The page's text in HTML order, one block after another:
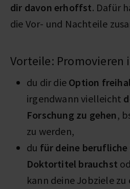
dir davon erhoffst. Dafür
die Vor- und Nachteile
Vorteile: Promovieren
du dir die Option
irgendwann vielleicht
Forschung zu gehen ,
zu werden,
du für deine
Doktortitel brauchst
kann deine Jobziele